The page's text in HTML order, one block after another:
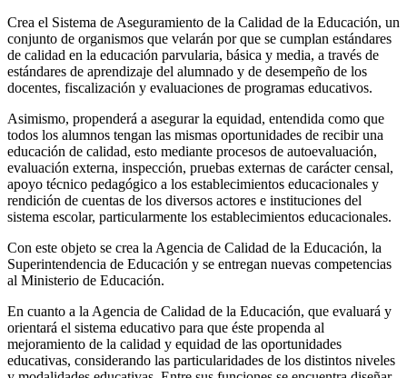
Crea el Sistema de Aseguramiento de la Calidad de la Educación, un
conjunto de organismos que velarán por que se cumplan estándares
de calidad en la educación parvularia, básica y media, a través de
estándares de aprendizaje del alumnado y de desempeño de los
docentes, fiscalización y evaluaciones de programas educativos.
Asimismo, propenderá a asegurar la equidad, entendida como que
todos los alumnos tengan las mismas oportunidades de recibir una
educación de calidad, esto mediante procesos de autoevaluación,
evaluación externa, inspección, pruebas externas de carácter censal,
apoyo técnico pedagógico a los establecimientos educacionales y
rendición de cuentas de los diversos actores e instituciones del
sistema escolar, particularmente los establecimientos educacionales.
Con este objeto se crea la Agencia de Calidad de la Educación, la
Superintendencia de Educación y se entregan nuevas competencias
al Ministerio de Educación.
En cuanto a la Agencia de Calidad de la Educación, que evaluará y
orientará el sistema educativo para que éste propenda al
mejoramiento de la calidad y equidad de las oportunidades
educativas, considerando las particularidades de los distintos niveles